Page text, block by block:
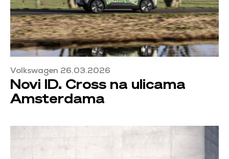
Volkswagen 26.03.2026
Novi ID. Cross na ulicama
Amsterdama